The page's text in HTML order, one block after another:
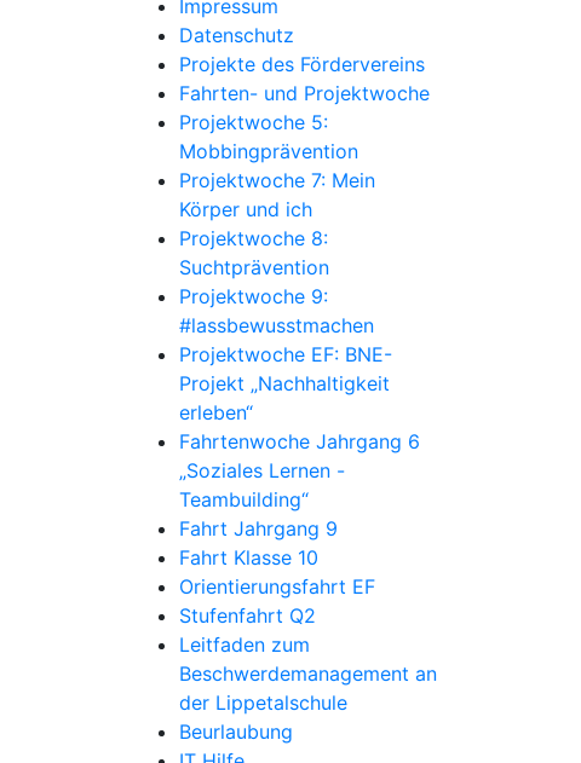
Impressum
Datenschutz
Projekte des Fördervereins
Fahrten- und Projektwoche
Projektwoche 5:
Mobbingprävention
Projektwoche 7: Mein
Körper und ich
Projektwoche 8:
Suchtprävention
Projektwoche 9:
#lassbewusstmachen
Projektwoche EF: BNE-
Projekt „Nachhaltigkeit
erleben“
Fahrtenwoche Jahrgang 6
„Soziales Lernen -
Teambuilding“
Fahrt Jahrgang 9
Fahrt Klasse 10
Orientierungsfahrt EF
Stufenfahrt Q2
Leitfaden zum
Beschwerdemanagement an
der Lippetalschule
Beurlaubung